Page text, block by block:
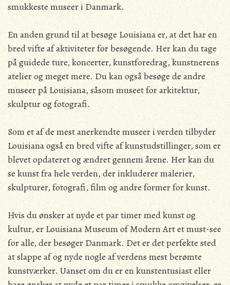
smukkeste museer i Danmark.
En anden grund til at besøge Louisiana er, at det har en
bred vifte af aktiviteter for besøgende. Her kan du tage
på guidede ture, koncerter, kunstforedrag, kunstnerens
atelier og meget mere. Du kan også besøge de andre
museer på Louisiana, såsom museet for arkitektur,
skulptur og fotografi.
Som et af de mest anerkendte museer i verden tilbyder
Louisiana også en bred vifte af kunstudstillinger, som er
blevet opdateret og ændret gennem årene. Her kan du
se kunst fra hele verden, der inkluderer malerier,
skulpturer, fotografi, film og andre former for kunst.
Hvis du ønsker at nyde et par timer med kunst og
kultur, er Louisiana Museum of Modern Art et must-see
for alle, der besøger Danmark. Det er det perfekte sted
at slappe af og nyde nogle af verdens mest berømte
kunstværker. Uanset om du er en kunstentusiast eller